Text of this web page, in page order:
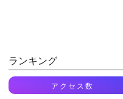
ランキング
アクセス数